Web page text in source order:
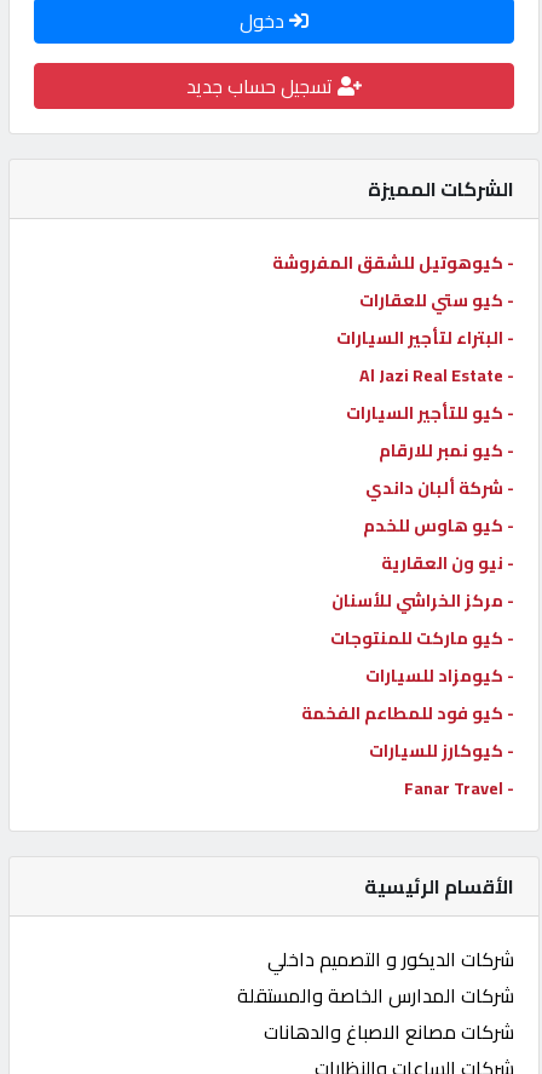
كارز
كيو
ماركت
القطري
POWERED
QHOST
دخول
تسجيل حساب جديد
الشركات المميزة
- كيوهوتيل للشقق المفروشة
- كيو ستي للعقارات
- البتراء لتأجير السيارات
- Al Jazi Real Estate
- كيو للتأجير السيارات
- كيو نمبر للارقام
- شركة ألبان داندي
- كيو هاوس للخدم
- نيو ون العقارية
- مركز الخراشي للأسنان
- كيو ماركت للمنتوجات
- كيومزاد للسيارات
- كيو فود للمطاعم الفخمة
- كيوكارز للسيارات
- Fanar Travel
الأقسام الرئيسية
شركات الديكور و التصميم داخلي
شركات المدارس الخاصة والمستقلة
شركات مصانع الاصباغ والدهانات